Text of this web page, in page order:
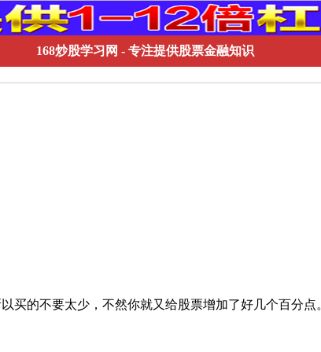
168炒股学习网 - 专注提供股票金融知识
买的不要太少，不然你就又给股票增加了好几个百分点